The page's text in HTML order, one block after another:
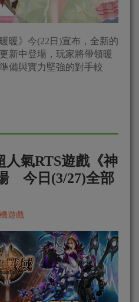
暖》今(22日)宣布，全新的
新中登場，玩家將帶領暖
備與實力堅強的對手較
人氣RTS遊戲《神
今日(3/27)全部
遊戲